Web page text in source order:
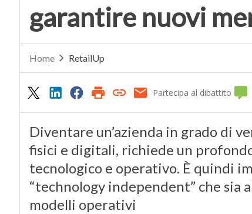
garantire nuovi
Home RetailUp
Partecipa al dibattito
Diventare un’azienda in grado di
fisici e digitali, richiede un
tecnologico e operativo. È quindi
“technology independent” che
modelli operativi